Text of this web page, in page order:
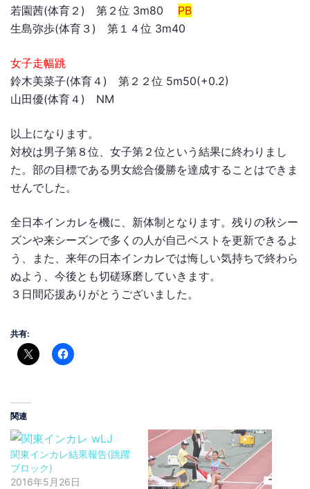
若園茜(体育２) 第２位 3m80 PB
生島弥歩(体育３) 第１４位 3m40
女子走幅跳
鈴木美菜子(体育４) 第２２位 5m50(+0.2)
山田優(体育４) NM
以上になります。
対校は男子第８位、女子第２位という結果に終わりまし
た。部の目標である男女総合優勝を達成することはできま
せんでした。
全日本インカレを機に、新体制となります。残りの秋シー
ズンや来シーズンで多くの人が自己ベストを更新できるよ
う、また、来年の日本インカレでは悔しい気持ちで終わら
ぬよう、今後とも切磋琢磨していきます。
３日間応援ありがとうございました。
共有:
関連
関東インカレ結果報告(跳躍
ブロック)
2016年5月26日